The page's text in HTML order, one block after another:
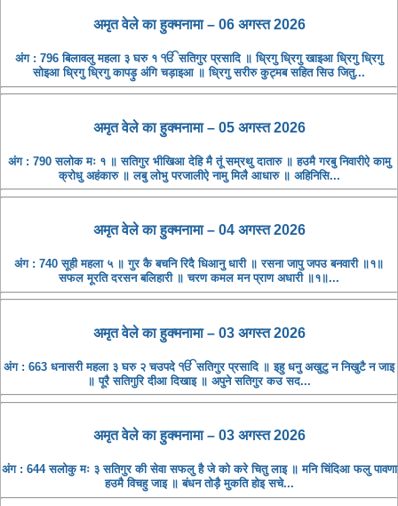
अमृत ​​वेले का हुक्मनामा – 06 अगस्त 2026
अंग : 796 बिलावलु महला ३ घरु १ ੴ सतिगुर प्रसादि ॥ ध्रिगु ध्रिगु खाइआ ध्रिगु ध्रिगु
सोइआ ध्रिगु ध्रिगु कापड़ु अंगि चड़ाइआ ॥ ध्रिगु सरीरु कुट्मब सहित सिउ जितु...
अमृत ​​वेले का हुक्मनामा – 05 अगस्त 2026
अंग : 790 सलोक मः १ ॥ सतिगुर भीखिआ देहि मै तूं सम्रथु दातारु ॥ हउमै गरबु निवारीऐ कामु
क्रोधु अहंकारु ॥ लबु लोभु परजालीऐ नामु मिलै आधारु ॥ अहिनिसि...
अमृत ​​वेले का हुक्मनामा – 04 अगस्त 2026
अंग : 740 सूही महला ५ ॥ गुर कै बचनि रिदै धिआनु धारी ॥ रसना जापु जपउ बनवारी ॥१॥
सफल मूरति दरसन बलिहारी ॥ चरण कमल मन प्राण अधारी ॥१॥...
अमृत ​​वेले का हुक्मनामा – 03 अगस्त 2026
अंग : 663 धनासरी महला ३ घरु २ चउपदे ੴ सतिगुर प्रसादि ॥ इहु धनु अखुटु न निखुटै न जाइ
॥ पूरै सतिगुरि दीआ दिखाइ ॥ अपुने सतिगुर कउ सद...
अमृत ​​वेले का हुक्मनामा – 03 अगस्त 2026
अंग : 644 सलोकु मः ३ सतिगुर की सेवा सफलु है जे को करे चितु लाइ ॥ मनि चिंदिआ फलु पावणा
हउमै विचहु जाइ ॥ बंधन तोड़ै मुकति होइ सचे...